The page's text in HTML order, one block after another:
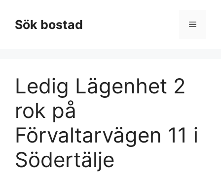
innehållSök bostad Meny
Ledig Lägenhet 2
rok på
Förvaltarvägen 11 i
Södertälje